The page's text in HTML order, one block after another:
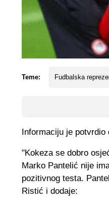
Teme: Fudbalska
Informaciju je
"Kokeza se dobro
Marko Pantelić nije
pozitivnog testa.
Ristić i dodaje: